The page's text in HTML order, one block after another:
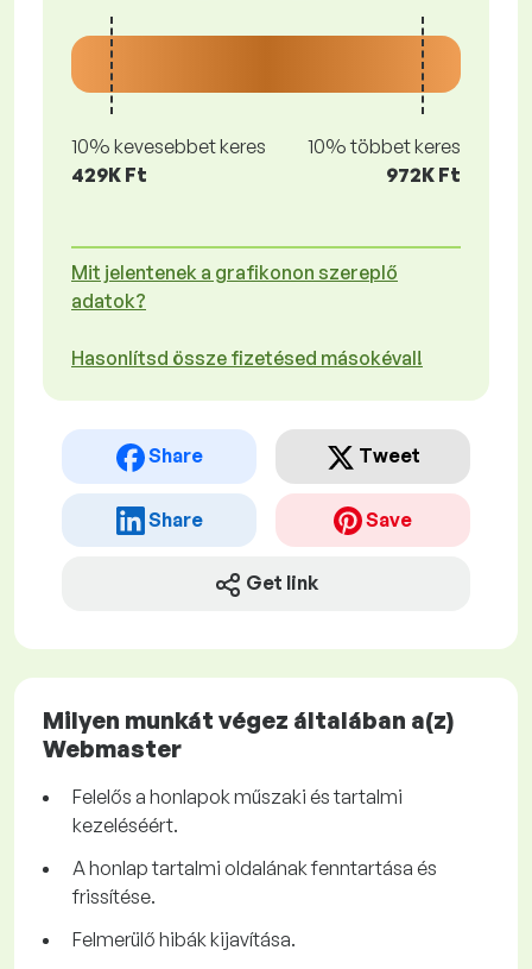
10% kevesebbet keres
429K Ft
10% többet keres
972K Ft
Mit jelentenek a grafikonon szereplő
adatok?
Hasonlítsd össze fizetésed másokéval!
Share Tweet
Share Save
Get link
Milyen munkát végez általában a(z)
Webmaster
Felelős a honlapok műszaki és tartalmi
kezeléséért.
A honlap tartalmi oldalának fenntartása és
frissítése.
Felmerülő hibák kijavítása.